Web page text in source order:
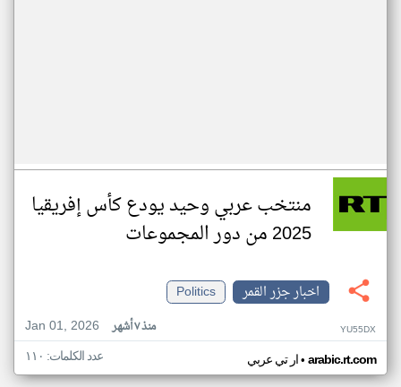
منتخب عربي وحيد يودع كأس إفريقيا
2025 من دور المجموعات
اخبار جزر القمر
Politics
Jan 01, 2026
منذ ٧ أشهر YU55DX
ار تي عربي• arabic.rt.com عدد الكلمات: ١١٠